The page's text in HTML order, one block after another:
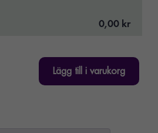
0,00 kr
Lägg till i varukorg